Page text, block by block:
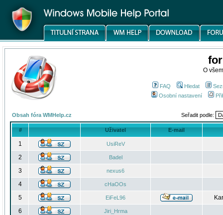
O
FAQ Hledat
Osobní nastavení
Obsah fóra WMHelp.cz Seřadit podle:
# Uživatel E-mail
1 UsiReV
2 Badel
3 nexus6
4 cHaOOs
5 EiFeL96
6
Jiri_Hrma